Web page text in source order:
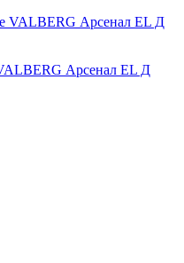
Арсенал EL Д